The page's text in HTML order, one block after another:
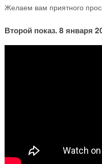
Желаем вам приятного
Второй показ. 8 января